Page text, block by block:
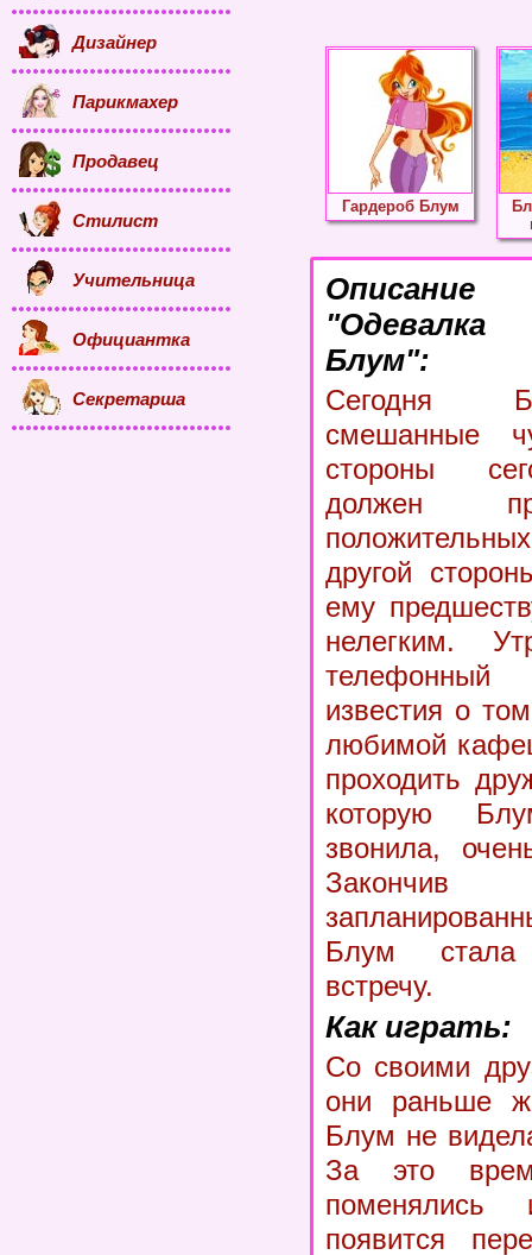
Гардероб Блум
Блум":
Сегодня
смешанные
стороны
должен
другой
ему
нелегким.
известия о
любимой
проходить
которую
звонила,
Блум стала
встречу.
Как играть:
Со своими
они раньше
Блум не
За это
появится
Дизайнер
Парикмахер
Продавец
Стилист
Учительница
Официантка
Секретарша